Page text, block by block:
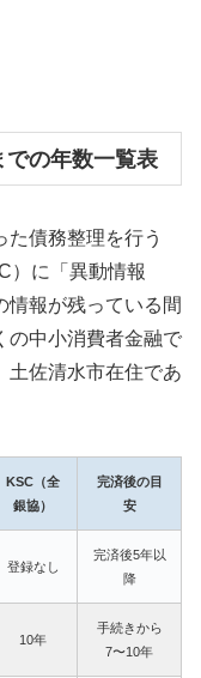
の年数一覧表
債務整理を行う
）に「異動情報
情報が残っている間
の中小消費者金融で
土佐清水市在住であ
KSC（全
銀協）
完済後の目
安
登録なし
完済後5年以
降
10年
手続きから
7〜10年